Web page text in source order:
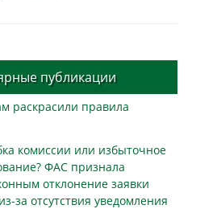
публикации
раскрасили правила
комиссии или избыточное
ФАС признала
отклонение заявки
за отсутствия уведомления